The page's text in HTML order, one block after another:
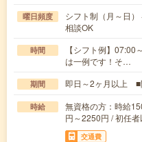
曜日頻度
シフト制（月～日
相談OK
時間
【シフト例】
は一例です！そ…
期間 即日～2ヶ月以上 ■
時給
無資格の方：時給
円～2250円 / 初任
交通費